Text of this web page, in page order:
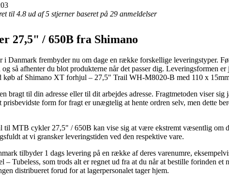
til 4.8 ud af 5 stjerner baseret på 29 anmeldelser
27,5" / 650B fra Shimano
i Danmark frembyder nu om dage en række forskellige leveringstyper.
så afhenter du blot produkterne når det passer dig. Leveringsformen
køb af Shimano XT forhjul – 27,5" Trail WH-M8020-B med 110 x
bragt til din adresse eller til dit arbejdes adresse. Fragtmetoden viser
prisbevidste form for fragt er unægtelig at hente ordren selv, men dette
til MTB cykler 27,5" / 650B kan vise sig at være ekstremt væsentlig om
at vi gransker leveringstiden ved den respektive vare.
tilbyder 1 dags levering på en række af deres varenumre,
– Tubeless, som trods alt er regnet ud fra at du når at bestille forinden
distribueret forud for at lagerpersonalet tager hjem.